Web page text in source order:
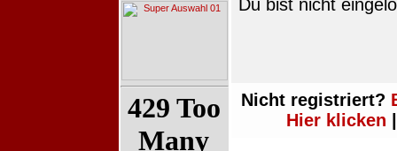
Du bist nicht
Nicht registriert?
Hier klicken